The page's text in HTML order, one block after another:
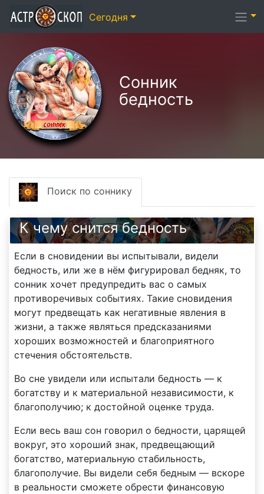
Сонник
бедность
Поиск по соннику
К чему снится бедность
Если в сновидении вы испытывали, видели
бедность, или же в нём фигурировал бедняк, то
сонник хочет предупредить вас о самых
противоречивых событиях. Такие сновидения
могут предвещать как негативные явления в
жизни, а также являться предсказаниями
хороших возможностей и благоприятного
стечения обстоятельств.
Во сне увидели или испытали бедность — к
богатству и к материальной независимости, к
благополучию; к достойной оценке труда.
Если весь ваш сон говорил о бедности, царящей
вокруг, это хороший знак, предвещающий
богатство, материальную стабильность,
благополучие. Вы видели себя бедным — вскоре
в реальности сможете обрести финансовую
Сегодня